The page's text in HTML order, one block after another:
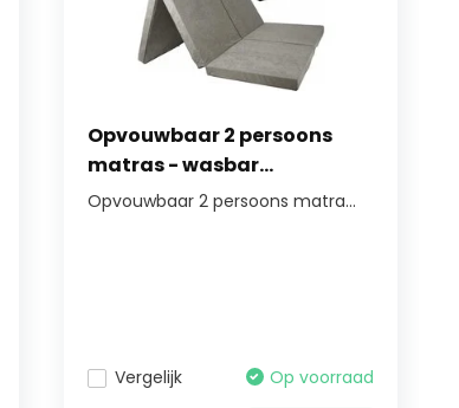
Opvouwbaar 2 persoons
matras - wasbar...
Opvouwbaar 2 persoons matra...
Vergelijk Op voorraad